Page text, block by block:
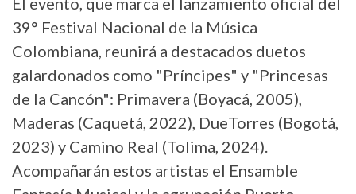
39° Festival Nacional de la Música
Colombiana, reunirá a destacados duetos
galardonados como "Príncipes" y "Princesas
de la Cancón": Primavera (Boyacá, 2005),
Maderas (Caquetá, 2022), DueTorres (Bogotá,
2023) y Camino Real (Tolima, 2024).
Acompañarán estos artistas el Ensamble